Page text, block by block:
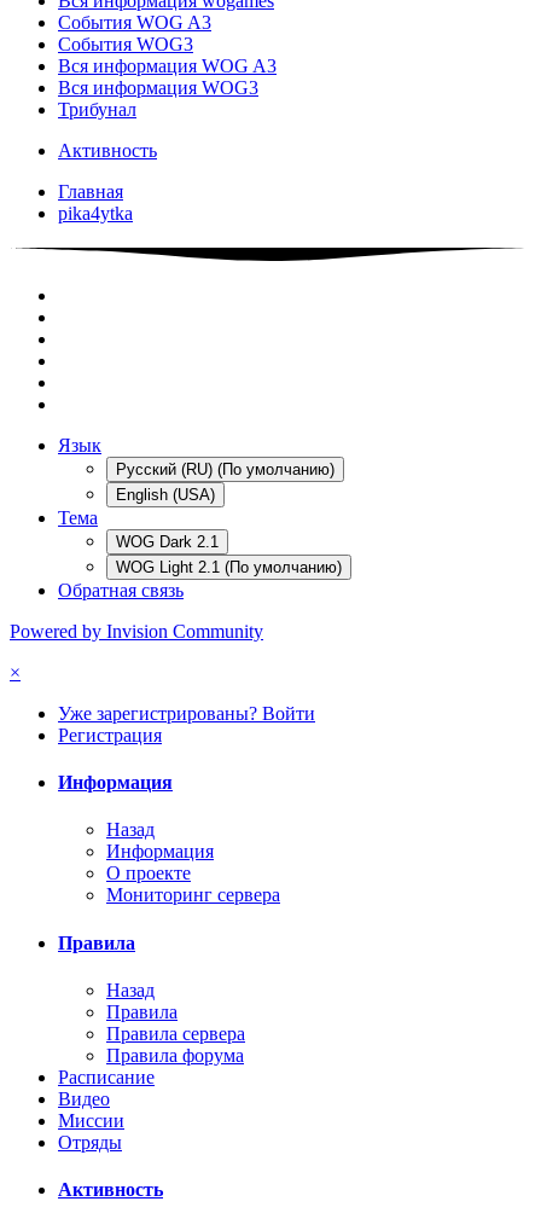
События WOG A3
События WOG3
Вся информация WOG A3
Вся информация WOG3
Трибунал
Активность
Главная
pika4ytka
Язык
Русский (RU) (По умолчанию)
English (USA)
Тема
WOG Dark 2.1
WOG Light 2.1 (По умолчанию)
Обратная связь
Powered by Invision Community
×
Уже зарегистрированы? Войти
Регистрация
Информация
Назад
Информация
О проекте
Мониторинг сервера
Правила
Назад
Правила
Правила сервера
Правила форума
Расписание
Видео
Миссии
Отряды
Активность